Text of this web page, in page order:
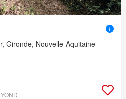
Gironde, Nouvelle-Aquitaine